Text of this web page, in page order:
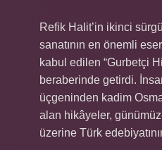
Refik Halit’in ikinci
sanatının en önemli
kabul edilen “Gurbetçi
beraberinde getirdi.
üçgeninden kadim
alan hikâyeler,
üzerine Türk